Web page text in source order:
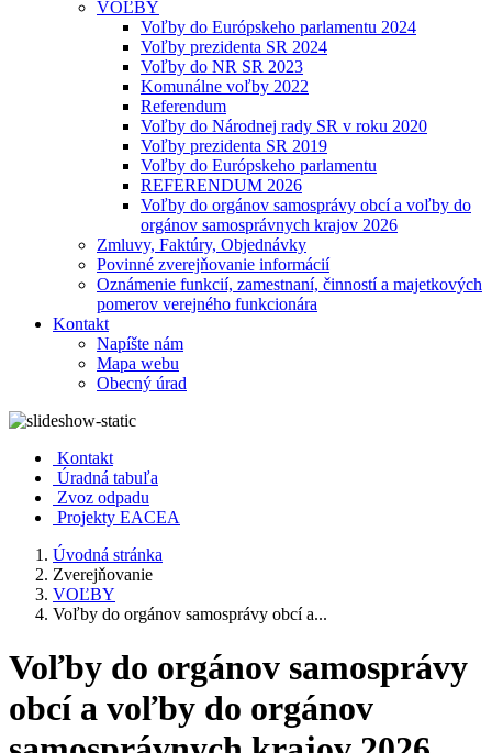
VOĽBY
Voľby do Európskeho parlamentu 2024
Voľby prezidenta SR 2024
Voľby do NR SR 2023
Komunálne voľby 2022
Referendum
Voľby do Národnej rady SR v roku 2020
Voľby prezidenta SR 2019
Voľby do Európskeho parlamentu
REFERENDUM 2026
Voľby do orgánov samosprávy obcí a voľby do
orgánov samosprávnych krajov 2026
Zmluvy, Faktúry, Objednávky
Povinné zverejňovanie informácií
Oznámenie funkcií, zamestnaní, činností a majetkových
pomerov verejného funkcionára
Kontakt
Napíšte nám
Mapa webu
Obecný úrad
Kontakt
Úradná tabuľa
Zvoz odpadu
Projekty EACEA
Úvodná stránka
Zverejňovanie
VOĽBY
Voľby do orgánov samosprávy obcí a...
Voľby do orgánov samosprávy
obcí a voľby do orgánov